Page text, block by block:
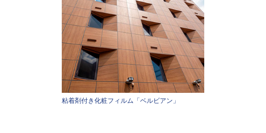
粘着剤付き化粧フィルム「ベルビアン」